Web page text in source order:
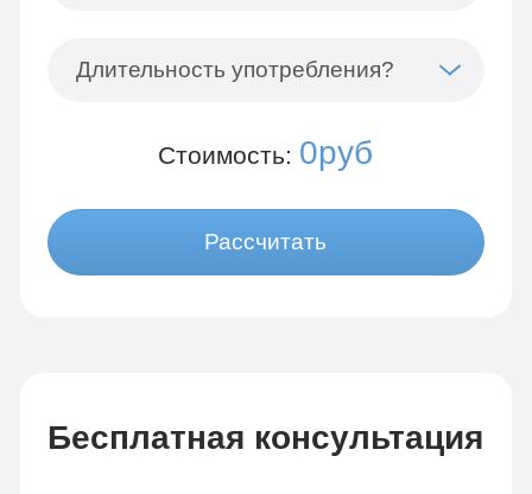
Длительность употребления?
Стоимость: 0руб
Рассчитать
Бесплатная консультация